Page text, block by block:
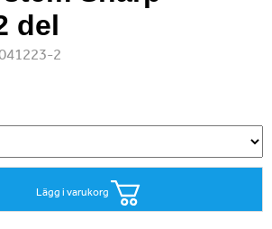
del
2
Lägg i varukorg